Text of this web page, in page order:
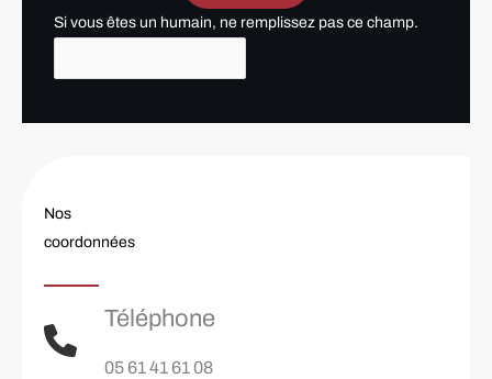
Si vous êtes un humain, ne remplissez pas ce champ.
Nos
coordonnées
Téléphone
05 61 41 61 08